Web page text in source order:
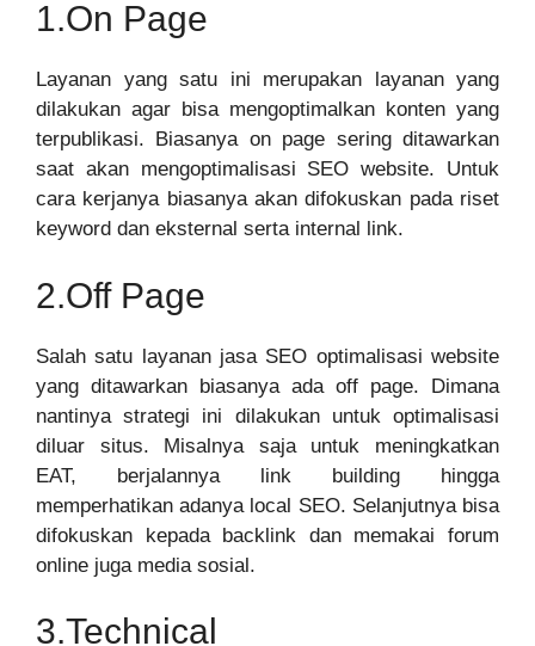
1.On Page
Layanan yang satu ini merupakan layanan yang
dilakukan agar bisa mengoptimalkan konten yang
terpublikasi. Biasanya on page sering ditawarkan
saat akan mengoptimalisasi SEO website. Untuk
cara kerjanya biasanya akan difokuskan pada riset
keyword dan eksternal serta internal link.
2.Off Page
Salah satu layanan jasa SEO optimalisasi website
yang ditawarkan biasanya ada off page. Dimana
nantinya strategi ini dilakukan untuk optimalisasi
diluar situs. Misalnya saja untuk meningkatkan
EAT, berjalannya link building hingga
memperhatikan adanya local SEO. Selanjutnya bisa
difokuskan kepada backlink dan memakai forum
online juga media sosial.
3.Technical